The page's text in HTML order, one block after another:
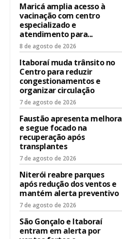
Maricá amplia acesso à
vacinação com centro
especializado e
atendimento para...
8 de agosto de 2026
Itaboraí muda trânsito no
Centro para reduzir
congestionamentos e
organizar circulação
7 de agosto de 2026
Faustão apresenta melhora
e segue focado na
recuperação após
transplantes
7 de agosto de 2026
Niterói reabre parques
após redução dos ventos e
mantém alerta preventivo
7 de agosto de 2026
São Gonçalo e Itaboraí
entram em alerta por